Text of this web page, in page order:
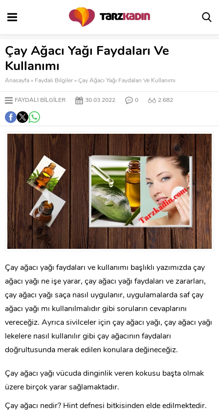
Çay Ağacı Yağı Faydaları Ve
Kullanımı
Anasayfa » Faydalı Bilgiler » Çay Ağacı Yağı Faydaları Ve Kullanımı
FAYDALI BILGILER 30.03.2022 0 2.682
Çay ağacı yağı faydaları ve kullanımı başlıklı yazımızda çay
ağacı yağı ne işe yarar, çay ağacı yağı faydaları ve zararları,
çay ağacı yağı saça nasıl uygulanır, uygulamalarda saf çay
ağacı yağı mı kullanılmalıdır gibi soruların cevaplarını
vereceğiz. Ayrıca sivilceler için çay ağacı yağı, çay ağacı yağı
lekelere nasıl kullanılır gibi çay ağacının faydaları
doğrultusunda merak edilen konulara değineceğiz.
Çay ağacı yağı vücuda dinginlik veren kokusu başta olmak
üzere birçok yarar sağlamaktadır.
Çay ağacı nedir? Hint defnesi bitkisinden elde edilmektedir.